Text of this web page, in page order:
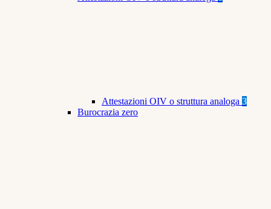
Attestazioni OIV o struttura analoga 3
Burocrazia zero